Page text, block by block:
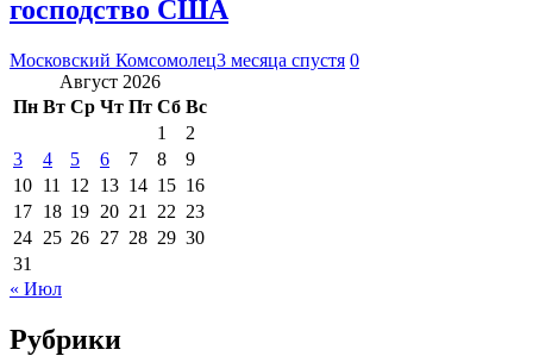
господство США
Московский Комсомолец3 месяца спустя 0
Август 2026
Пн Вт Ср Чт Пт Сб Вс
1
2
3
4 5 6 7 8
9
10 11 12 13 14 15 16
17 18 19 20 21 22 23
24 25 26 27 28 29 30
31
« Июл
Рубрики